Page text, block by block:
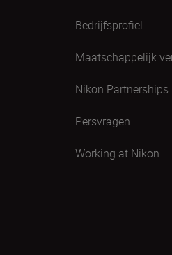
Bedrijfsprofiel
Maatschappelijk
Nikon Partnerships
Persvragen
Working at Nikon